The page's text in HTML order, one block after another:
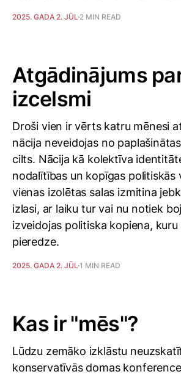
2025. GADA 2. JŪL 2 MIN READ
Atgādinājums
izcelsmi
Droši vien ir vērts katru mēnesi
nācija neveidojas no
cilts. Nācija kā kolektīva
nodalītības un kopīgas politiskās
vienas izolētas salas izmitina
izlasi, ar laiku tur vai nu notiek
izveidojas politiska kopiena,
pieredze.
2025. GADA 2. JŪL1 MIN READ
Kas ir "mēs"?
Lūdzu zemāko izklāstu
konservatīvās domas